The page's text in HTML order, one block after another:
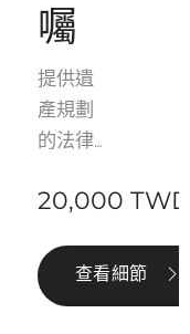
囑
提供遺
產規劃
的法律
依照您
為您代
筆遺
20,000 TWD
查看細節